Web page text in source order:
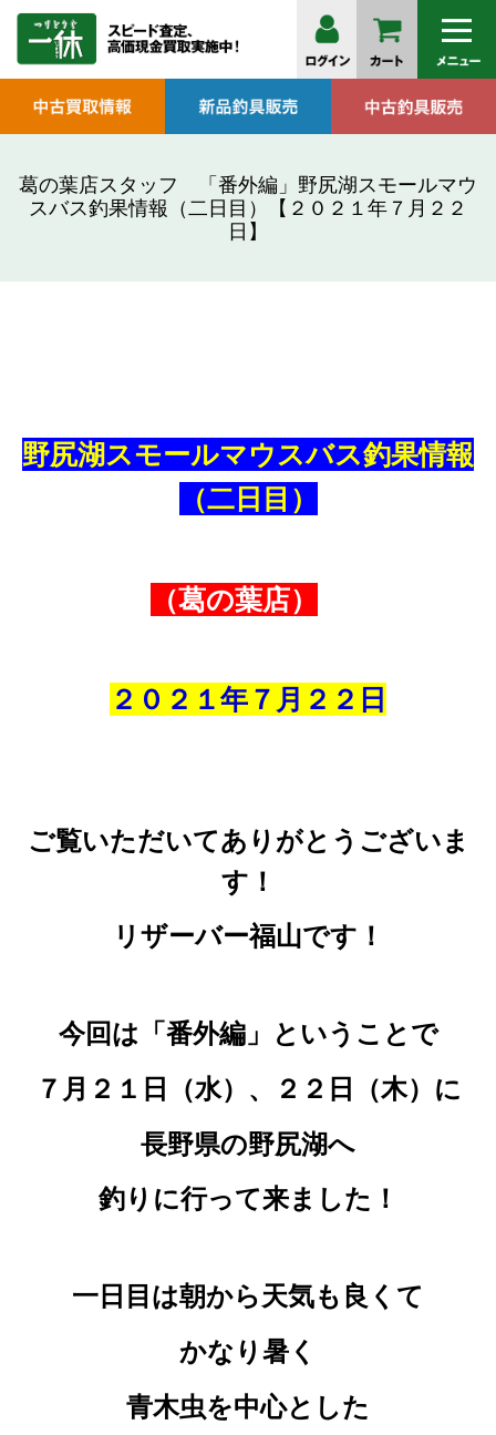
葛の葉店スタッフ 「番外編」野尻湖スモールマウ
スバス釣果情報（二日目）【２０２１年７月２２
日】
野尻湖スモールマウスバス釣果情報
（二日目）
（葛の葉店）
２０２１年７ 月 ２２ 日
ご覧いただいてありがとうございま
す！
リザーバー福山です！
今回は「番外編」ということで
７月２１日（水）、２２日（木） に
長野県の野尻湖へ
釣りに行って来ました！
一日目は朝から天気も良くて
かなり暑く
青木虫を中心とした